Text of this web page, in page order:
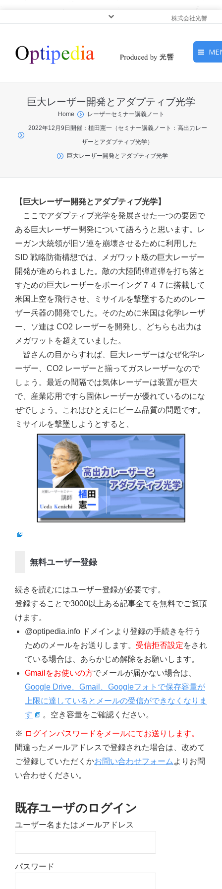
株式会社光響
ピックアップ
光基礎・光源
光応用・アプリケーショ
巨大レーザー開発とアダプティブ光学
You are here:Home
レーザーセミナー講義ノート
2022年12月9日開催：植田憲一（セミナー講義ノート：高出力レー
ザーとアダプティブ光学）
巨大レーザー開発とアダプティブ光学
【巨大レーザー開発とアダプティブ光学】
ここでアダプティブ光学を発展させた一つの要因で
ある巨大レーザー開発について語ろうと思います。レ
ーガン大統領が旧ソ連を崩壊させるために利用した
SID 戦略防衛構想では、メガワット級の巨大レーザー
開発が進められました。敵の大陸間弾道弾を打ち落と
すための巨大レーザーをボーイング７４７に搭載して
米国上空を飛行させ、ミサイルを撃墜するためのレー
ザー兵器の開発でした。そのために米国は化学レーザ
ー、ソ連は CO2 レーザーを開発し、どちらも出力は
メガワットを超えていました。
皆さんの目からすれば、巨大レーザーはなぜ化学レ
ーザー、CO2 レーザーと揃ってガスレーザーなので
しょう。最近の間隔では気体レーザーは装置が巨大
で、産業応用ですら固体レーザーが優れているのにな
ぜでしょう。これはひとえにビーム品質の問題です。
ミサイルを撃墜しようとすると、
無料ユーザー登録
続きを読むにはユーザー登録が必要です。
登録することで3000以上ある記事全てを無料でご覧頂
けます。
@optipedia.info ドメインより登録の手続きを行う
ためのメールをお送りします。 受信拒否設定をされ
ている場合は、あらかじめ解除をお願いします。
Gmailをお使いの方でメールが届かない場合は、
Google Drive、Gmail、Googleフォトで保存容量が
上限に達しているとメールの受信ができなくなりま
す
。空き容量をご確認ください。
※ ログインパスワードをメールにてお送りします。
間違ったメールアドレスで登録された場合は、改めて
ご登録していただくかお問い合わせフォーム よりお問
い合わせください。
既存ユーザのログイン
ユーザー名またはメールアドレス
パスワード